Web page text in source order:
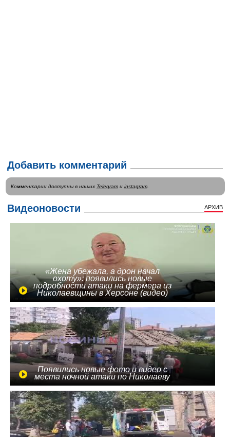
Добавить комментарий
Комментарии доступны в наших Telegramи instagram.
Видеоновости АРХИВ
«Жена убежала, а дрон начал
охоту»: появились новые
подробности атаки на фермера из
Николаевщины в Херсоне (видео)
Появились новые фото и видео с
места ночной атаки по Николаеву